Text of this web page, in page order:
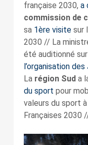
française 2030, a
commission de
sa 1ère visitesur
2030 // La
été auditionné
l’organisation
La région Suda
du sport pour
valeurs du sport
Françaises 2030